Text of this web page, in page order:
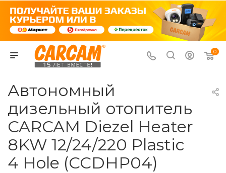
0
Автономный
дизельный отопитель
CARCAM Diezel Heater
8KW 12/24/220 Plastic
4 Hole (ССDHP04)